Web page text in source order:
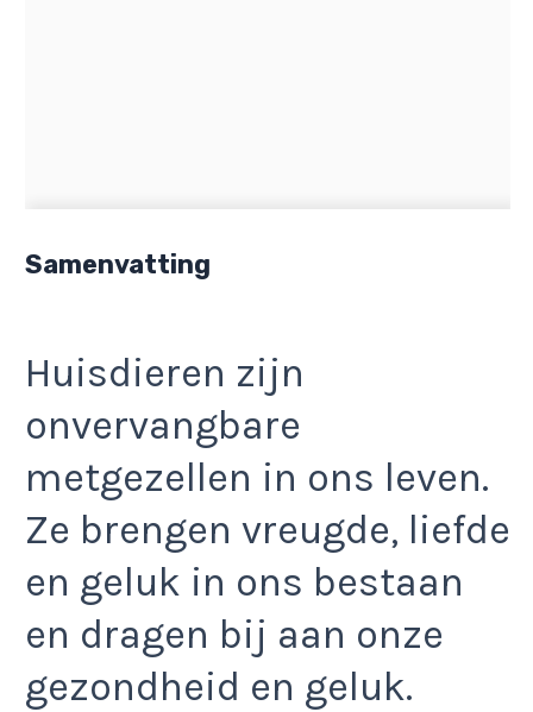
Samenvatting
Huisdieren zijn
onvervangbare
metgezellen in ons leven.
Ze brengen vreugde, liefde
en geluk in ons bestaan
en dragen bij aan onze
gezondheid en geluk.